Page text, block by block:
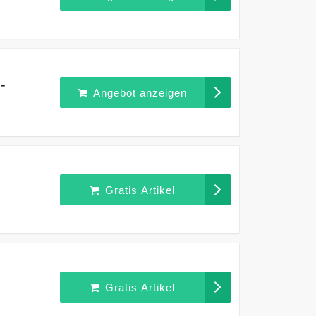
Angebot anzeigen
Gratis Artikel
Gratis Artikel